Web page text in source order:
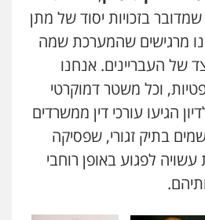
בזכויות יסוד של מתן
מרגישים שהמערכת שמה
של העבריינים. אנחנו
וכל משטר דמוקרטי
הגיעו עורכי דין ממשרדים
בתיק זגורי, שפסיקה
לפגוע באופן רוחבי